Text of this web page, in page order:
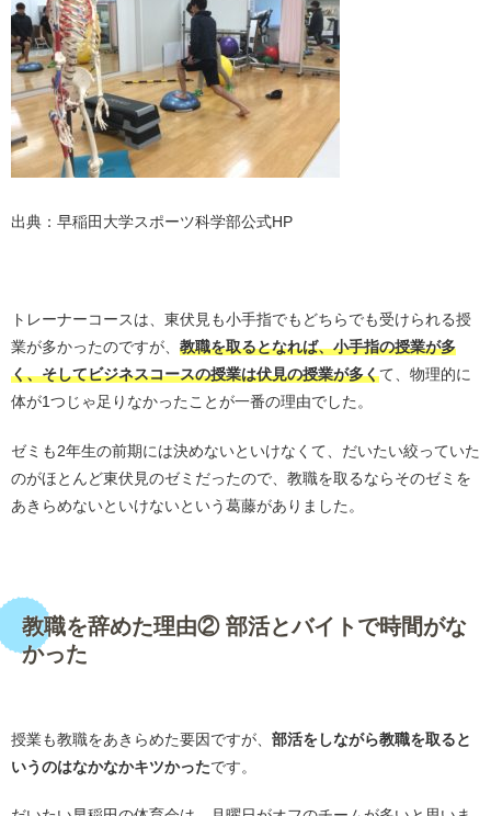
出典：早稲田大学スポーツ科学部公式HP
トレーナーコースは、東伏見も小手指でもどちらでも受けられる授
業が多かったのですが、 教職を取るとなれば、小手指の授業が多
く、そしてビジネスコースの授業は伏見の授業が多くて、物理的に
体が1つじゃ足りなかったことが一番の理由でした。
ゼミも2年生の前期には決めないといけなくて、だいたい絞っていた
のがほとんど東伏見のゼミだったので、教職を取るならそのゼミを
あきらめないといけないという葛藤がありました。
教職を辞めた理由② 部活とバイトで時間がな
かった
授業も教職をあきらめた要因ですが、 部活をしながら教職を取ると
いうのはなかなかキツかったです。